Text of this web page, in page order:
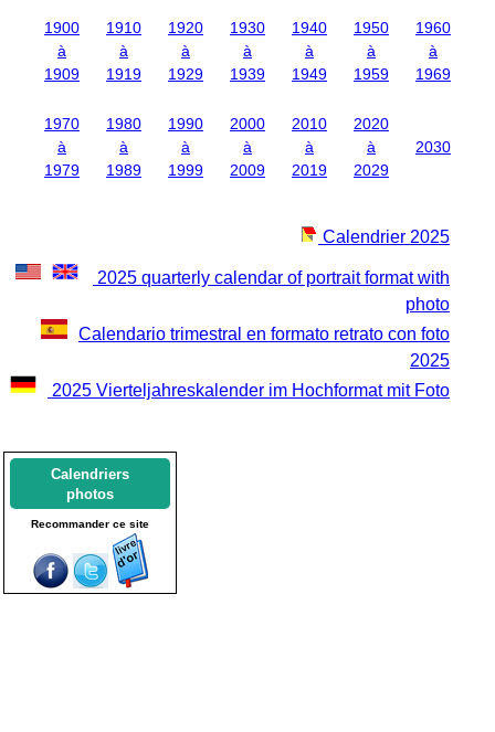
1900
à
1909
1910
à
1919
1920
à
1929
1930
à
1939
1940
à
1949
1950
à
1959
1960
à
1969
1970
à
1979
1980
à
1989
1990
à
1999
2000
à
2009
2010
à
2019
2020
à
2029
2030
Calendrier 2025
2025 quarterly calendar of portrait format with
photo
Calendario trimestral en formato retrato con foto
2025
2025 Vierteljahreskalender im Hochformat mit Foto
Calendriers
photos
Recommander ce site